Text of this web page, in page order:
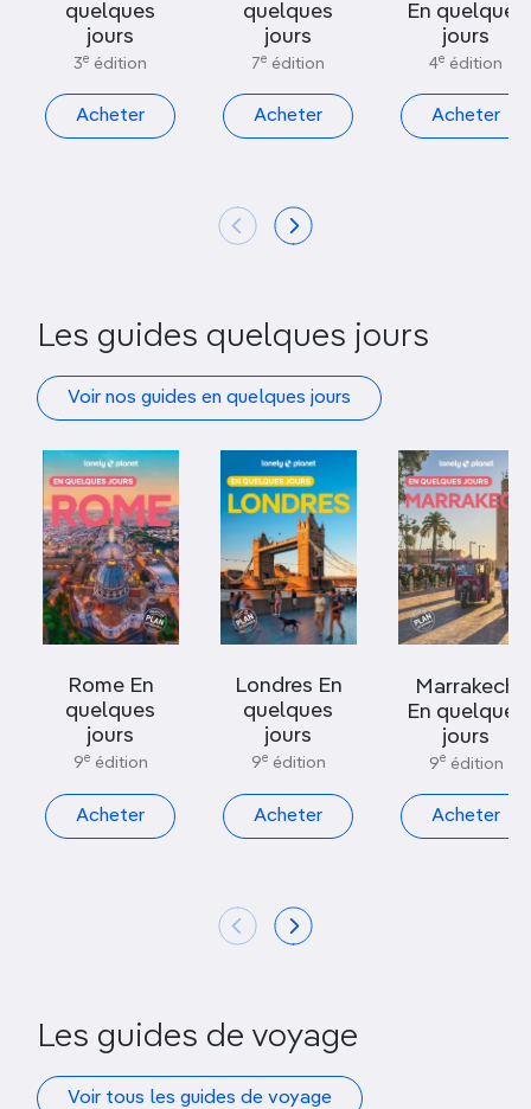
quelques
jours
3e édition
Acheter
quelques
jours
7e édition
Acheter
En quelques
jours
4e édition
Acheter
Les guides quelques jours
Rome En
quelques
jours
9e édition
Acheter
Londres En
quelques
jours
9e édition
Acheter
Marrakech
En quelques
jours
9e édition
Acheter
Voir nos guides en quelques jours
Les guides de voyage
Voir tous les guides de voyage